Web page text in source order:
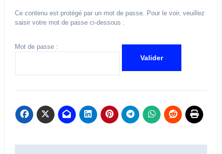
Ce contenu est protégé par un mot de passe. Pour le voir, veuillez
saisir votre mot de passe ci-dessous :
Mot de passe :